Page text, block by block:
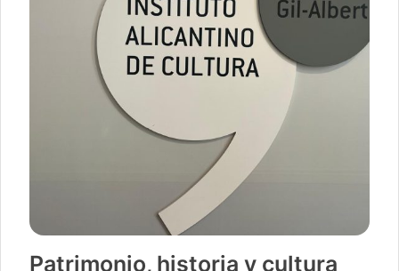
Patrimonio, historia y cultura